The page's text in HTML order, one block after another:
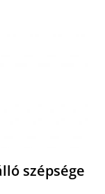
szépsége